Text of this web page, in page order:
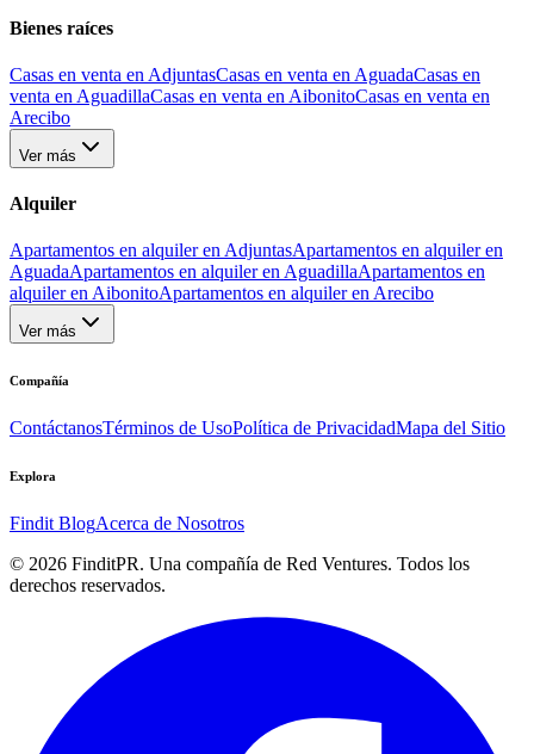
Bienes raíces
Casas en venta en AdjuntasCasas en venta en AguadaCasas en
venta en AguadillaCasas en venta en AibonitoCasas en venta en
Arecibo
Ver más
Alquiler
Apartamentos en alquiler en AdjuntasApartamentos en alquiler en
AguadaApartamentos en alquiler en AguadillaApartamentos en
alquiler en AibonitoApartamentos en alquiler en Arecibo
Ver más
Compañía
ContáctanosTérminos de UsoPolítica de PrivacidadMapa del Sitio
Explora
Findit BlogAcerca de Nosotros
© 2026 FinditPR. Una compañía de Red Ventures. Todos los
derechos reservados.